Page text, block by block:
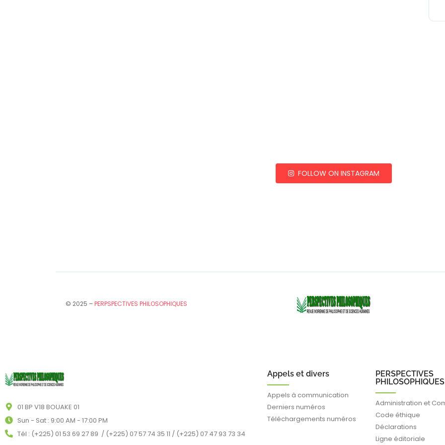
FOLLOW ON INSTAGRAM
© 2025 –PERPSPECTIVES PHILOSOPHIQUES
01 BP V18 BOUAKE 01
Sun - Sat : 9:00 AM - 17:00 PM
Tél : (+225) 01 53 69 27 89 / (+225) 07 57 74 35 11 / (+225) 07 47 93 73 34
Appels et divers
Appels à communication
Derniers numéros
Téléchargements numéros
PERSPECTIVES
PHILOSOPHIQUES
Administration et
Code éthique
Déclarations
Ligne éditoriale